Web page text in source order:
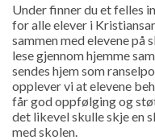
Under finner du et felles
for alle elever i
sammen med elevene på
lese gjennom hjemme
sendes hjem som
opplever vi at elevene
får god oppfølging og
det likevel skulle skje en
med skolen.